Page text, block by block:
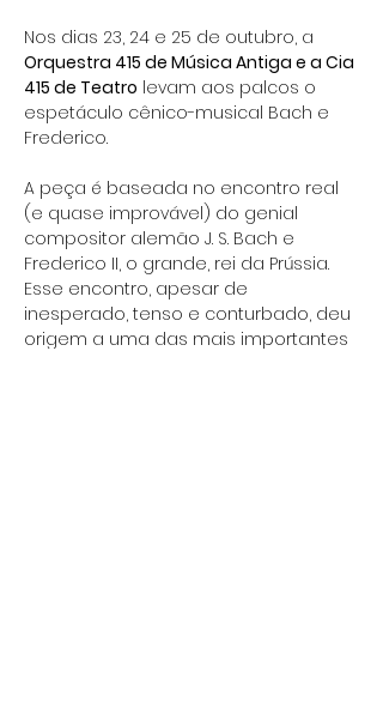
Nos dias 23, 24 e 25 de outubro, a
Orquestra 415 de Música Antiga e a Cia
415 de Teatro levam aos palcos o
espetáculo cênico-musical Bach e
Frederico.
A peça é baseada no encontro real
(e quase improvável) do genial
compositor alemão J. S. Bach e
Frederico II, o grande, rei da Prússia.
Esse encontro, apesar de
inesperado, tenso e conturbado, deu
origem a uma das mais importantes